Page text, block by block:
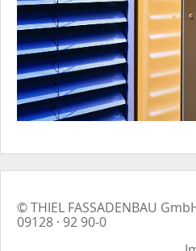
© THIEL FASSADENBAU
09128 · 92 90-0